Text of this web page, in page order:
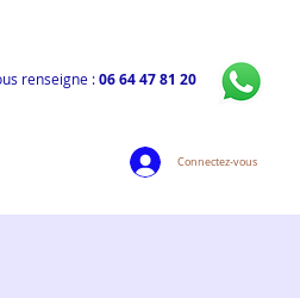
renseigne :06 64 47 81 20
Connectez-vous